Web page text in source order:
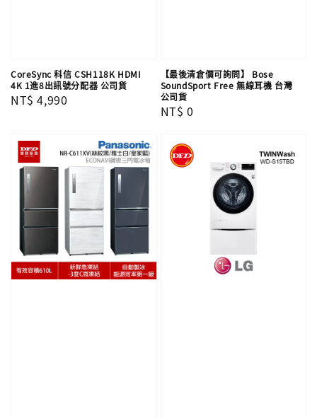
CoreSync 科信 CSH118K HDMI
4K 1進8出訊號分配器 公司貨
Regular
NT$ 4,990
【最後清倉價可詢問】 Bose
SoundSport Free 無線耳機 台灣
公司貨
Regular
NT$ 0